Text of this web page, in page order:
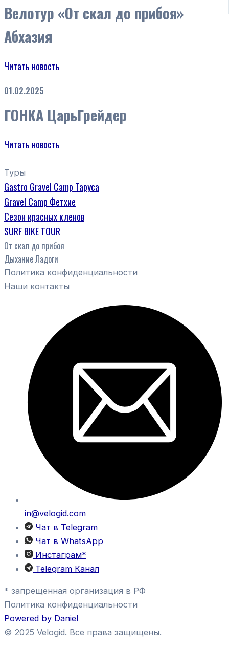
Велотур «От скал до прибоя»
Абхазия
Читать новость
01.02.2025
ГОНКА ЦарьГрейдер
Читать новость
Туры
Gastro Gravel Camp Таруса
Gravel Camp Фетхие
Сезон красных кленов
SURF BIKE TOUR
От скал до прибоя
Дыхание Ладоги
Политика конфиденциальности
Наши контакты
in@velogid.com
Чат в Telegram
Чат в WhatsApp
Инстаграм*
Telegram Канал
* запрещенная организация в РФ
Политика конфиденциальности
Powered by Daniel
© 2025 Velogid. Все права защищены.